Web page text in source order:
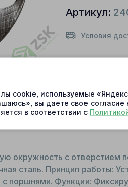
Артикул:
Условия
окружность с отверстием
сталь. Принцип работы:
поршнями. Функции:
cookie, используемые
вы даете свое
в соответствии с